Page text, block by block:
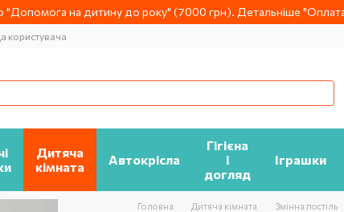
на дитину до року" (7000 грн). Детальніше "Оплата
користувача
Дитяча
кімната
Автокрісла
Гігієна
і
догляд
Іграшки
Головна Дитяча кімната Змінна постіль